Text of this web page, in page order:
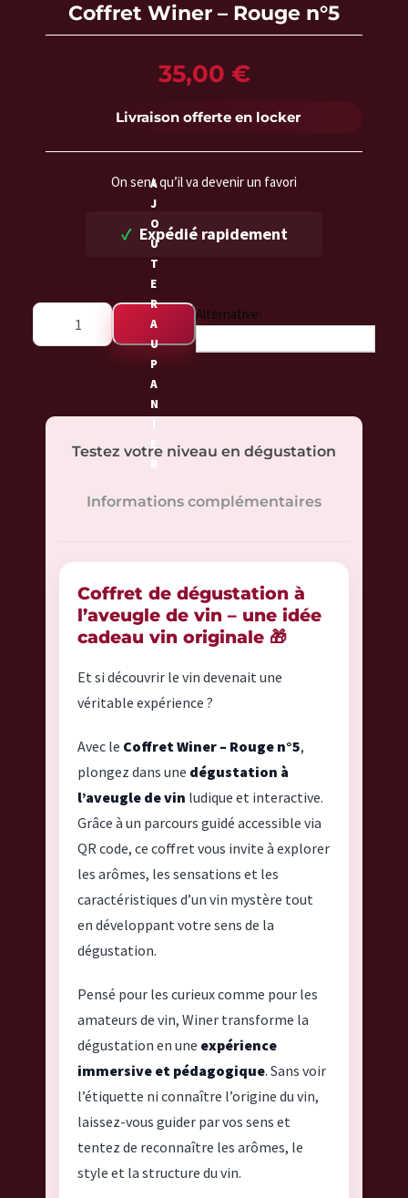
Coffret Winer – Rouge n°5
35,00 €
Livraison offerte en locker
On sent qu’il va devenir un favori
Expédié rapidement
q
u
A
J
O
U
T
E
R
A
U
P
A
N
Alternative:
Testez votre niveau en dégustation
Informations complémentaires
Coffret de dégustation à
l’aveugle de vin – une idée
cadeau vin originale 🎁
Et si découvrir le vin devenait une
véritable expérience ?
Avec le Coffret Winer – Rouge n°5,
plongez dans une dégustation à
l’aveugle de vin ludique et interactive.
Grâce à un parcours guidé accessible via
QR code, ce coffret vous invite à explorer
les arômes, les sensations et les
caractéristiques d’un vin mystère tout
en développant votre sens de la
dégustation.
Pensé pour les curieux comme pour les
amateurs de vin, Winer transforme la
dégustation en une expérience
immersive et pédagogique. Sans voir
l’étiquette ni connaître l’origine du vin,
laissez-vous guider par vos sens et
tentez de reconnaître les arômes, le
style et la structure du vin.